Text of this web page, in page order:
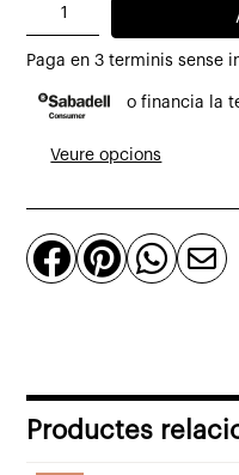
quantitat
Cadira
Oia
reciclat
Paga en 3 terminis sense
o financia la
Veure opcions
   
Productes